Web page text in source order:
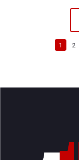
1 2